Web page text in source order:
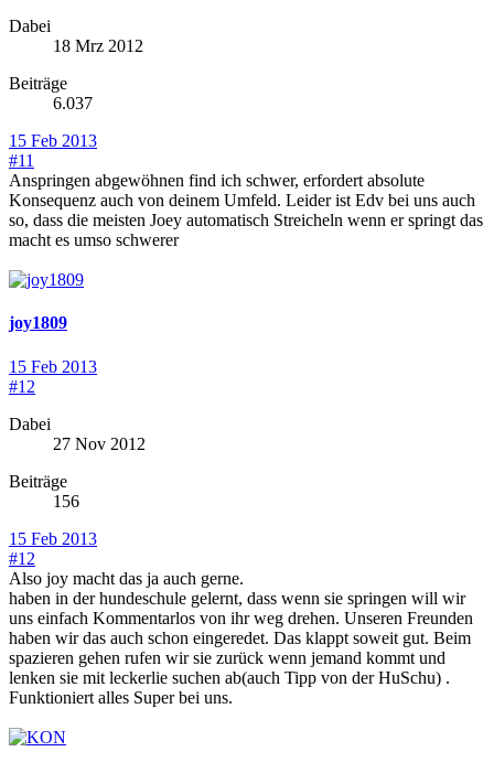
Dabei
18 Mrz 2012
Beiträge
6.037
15 Feb 2013
#11
Anspringen abgewöhnen find ich schwer, erfordert absolute
Konsequenz auch von deinem Umfeld. Leider ist Edv bei uns auch
so, dass die meisten Joey automatisch Streicheln wenn er springt das
macht es umso schwerer
joy1809
15 Feb 2013
#12
Dabei
27 Nov 2012
Beiträge
156
15 Feb 2013
#12
Also joy macht das ja auch gerne.
haben in der hundeschule gelernt, dass wenn sie springen will wir
uns einfach Kommentarlos von ihr weg drehen. Unseren Freunden
haben wir das auch schon eingeredet. Das klappt soweit gut. Beim
spazieren gehen rufen wir sie zurück wenn jemand kommt und
lenken sie mit leckerlie suchen ab(auch Tipp von der HuSchu) .
Funktioniert alles Super bei uns.